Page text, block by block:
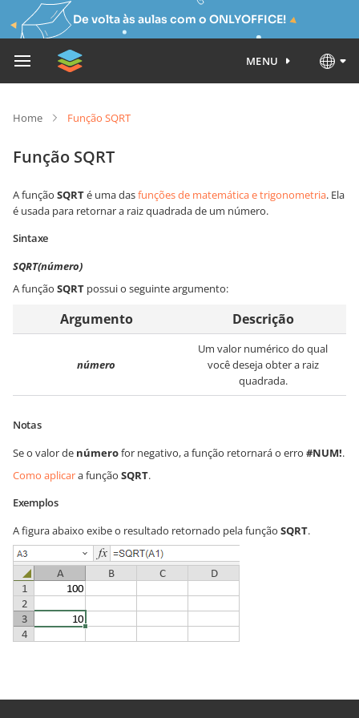
De volta às aulas com o ONLYOFFICE!
MENU
Home Função SQRT
Função SQRT
A função SQRTé uma dasfunções de matemática e trigonometria. Ela
é usada para retornar a raiz quadrada de um número.
Sintaxe
SQRT(número)
A função SQRT possui o seguinte argumento:
Argumento Descrição
número
Um valor numérico do qual
você deseja obter a raiz
quadrada.
Notas
Se o valor de númerofor negativo, a função retornará o erro #NUM!.
Como aplicara função SQRT.
Exemplos
A figura abaixo exibe o resultado retornado pela função SQRT.